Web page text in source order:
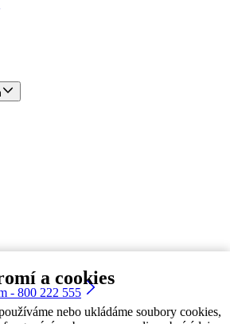
a cookies
nebo ukládáme soubory cookies,
- 800 222 555